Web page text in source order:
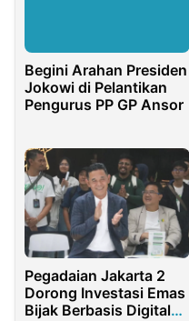
Begini Arahan Presiden
Jokowi di Pelantikan
Pengurus PP GP Ansor
Pegadaian Jakarta 2
Dorong Investasi Emas
Bijak Berbasis Digital